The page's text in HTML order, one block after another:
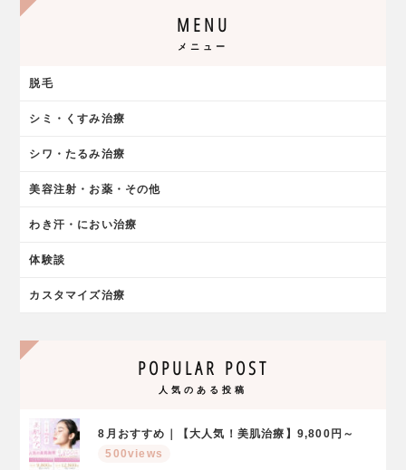
MENU
メニュー
脱毛
シミ・くすみ治療
シワ・たるみ治療
美容注射・お薬・その他
わき汗・におい治療
体験談
カスタマイズ治療
POPULAR POST
人気のある投稿
8月おすすめ｜【大人気！美肌治療】9,800円～
500views